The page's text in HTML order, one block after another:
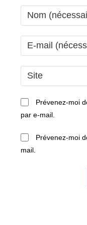
Enter
your
name
comment
Enter
your
email
address
comment
Saisir
l’URL
de
(facultatif)
Prévenez-moi
par e-mail.
Prévenez-moi
mail.